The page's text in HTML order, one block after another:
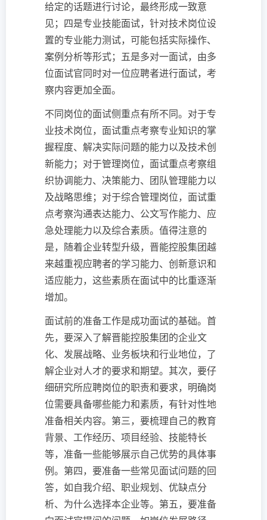
给定的话题进行讨论，最终形成一致意
见；四是专业技能面试，针对技术岗位设
置的专业能力测试，可能包括实际操作、
案例分析等形式；五是多对一面试，由多
位面试官同时对一位应聘者进行面试，考
察内容更加全面。
不同岗位的面试侧重点有所不同。对于专
业技术岗位，面试重点考察专业知识的掌
握程度、解决实际问题的能力以及技术创
新能力；对于管理岗位，面试重点考察组
织协调能力、决策能力、团队管理能力以
及战略思维；对于综合管理岗位，面试重
点考察沟通表达能力、公文写作能力、应
急处理能力以及综合素质。值得注意的
是，随着企业转型升级，晋能控股集团越
来越重视应聘者的学习能力、创新意识和
适应能力，这些素质在面试中的比重逐渐
增加。
面试前的准备工作是成功面试的基础。首
先，要深入了解晋能控股集团的企业文
化、发展战略、业务板块和行业地位，了
解企业对人才的要求和期望。其次，要仔
细研究所应聘岗位的职责和要求，明确岗
位需要具备哪些能力和素质，有针对性地
准备相关内容。第三，要梳理自己的教育
背景、工作经历、项目经验、技能特长
等，准备一些能够展示自己优势的具体事
例。第四，要准备一些常见面试问题的回
答，如自我介绍、职业规划、优缺点分
析、为什么选择本企业等。第五，要准备